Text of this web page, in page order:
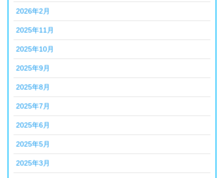
2026年2月
2025年11月
2025年10月
2025年9月
2025年8月
2025年7月
2025年6月
2025年5月
2025年3月